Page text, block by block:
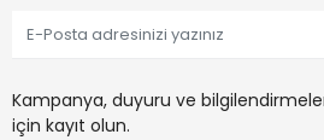
Kampanya, duyuru ve
için kayıt olun.